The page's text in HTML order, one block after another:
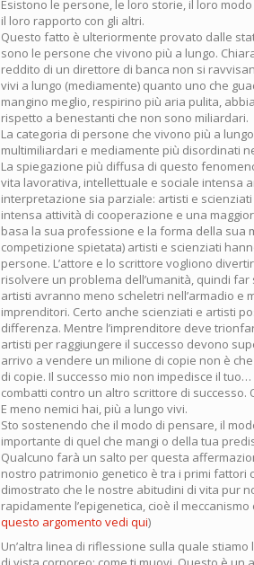
Esistono le persone, le loro storie, il loro
il loro rapporto con gli altri.
Questo fatto è ulteriormente provato dalle
sono le persone che vivono più a lungo.
reddito di un direttore di banca non si
vivi a lungo (mediamente) quanto uno che
mangino meglio, respirino più aria pulita,
rispetto a benestanti che non sono miliardari.
La categoria di persone che vivono più a
multimiliardari e mediamente più disordinati
La spiegazione più diffusa di questo
vita lavorativa, intellettuale e sociale intensa
interpretazione sia parziale: artisti e
intensa attività di cooperazione e una
basa la sua professione e la forma della sua
competizione spietata) artisti e scienziati
persone. L’attore e lo scrittore vogliono
risolvere un problema dell’umanità, quindi
artisti avranno meno scheletri nell’armadio e
imprenditori. Certo anche scienziati e artisti
differenza. Mentre l’imprenditore deve
artisti per raggiungere il successo devono
arrivo a vendere un milione di copie non è
di copie. Il successo mio non impedisce il
combatti contro un altro scrittore di
E meno nemici hai, più a lungo vivi.
Sto sostenendo che il modo di pensare, il
importante di quel che mangi o della tua
Qualcuno farà un salto per questa
nostro patrimonio genetico è tra i primi fattori
dimostrato che le nostre abitudini di vita pur
rapidamente l’epigenetica, cioè il
questo argomento vedi qui)
Un’altra linea di riflessione sulla quale